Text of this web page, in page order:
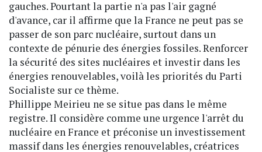
gauches. Pourtant la partie n'a pas l'air gagné
d'avance, car il affirme que la France ne peut pas se
passer de son parc nucléaire, surtout dans un
contexte de pénurie des énergies fossiles. Renforcer
la sécurité des sites nucléaires et investir dans les
énergies renouvelables, voilà les priorités du Parti
Socialiste sur ce thème.
Phillippe Meirieu ne se situe pas dans le même
registre. Il considère comme une urgence l'arrêt du
nucléaire en France et préconise un investissement
massif dans les énergies renouvelables, créatrices